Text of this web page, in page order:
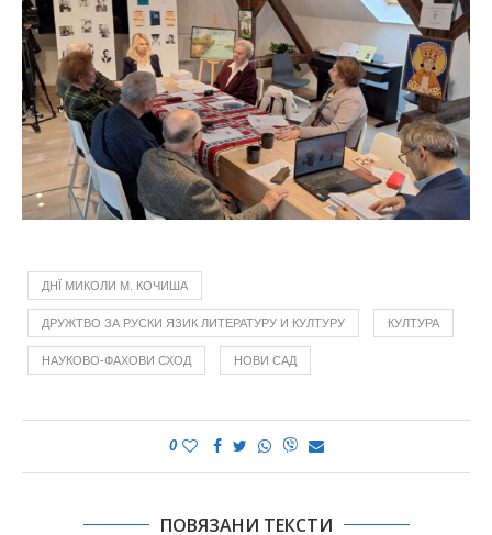
ДНЇ МИКОЛИ М. КОЧИША
ДРУЖТВО ЗА РУСКИ ЯЗИК ЛИТЕРАТУРУ И КУЛТУРУ КУЛТУРА
НАУКОВО-ФАХОВИ СХОД НОВИ САД
0
ПОВЯЗАНИ ТЕКСТИ